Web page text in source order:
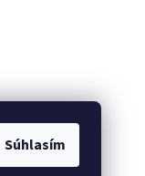
Súhlasím